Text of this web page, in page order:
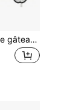
9/18 pièces Décorations de gâteau de fête d'anniversaire de rock star, pics de gâteau, décorations de fête de guitare, convient pour la baby shower sur le thème de la musique, fournitures d'anniversaire